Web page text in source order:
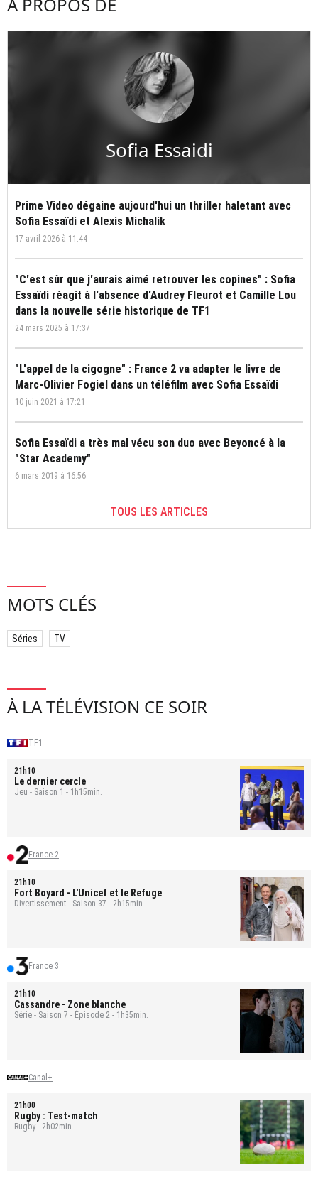
Sofia Essaidi
Prime Video dégaine aujourd'hui un thriller haletant avec
Sofia Essaïdi et Alexis Michalik
17 avril 2026 à 11:44
"C'est sûr que j'aurais aimé retrouver les copines" : Sofia
Essaïdi réagit à l'absence d'Audrey Fleurot et Camille Lou
dans la nouvelle série historique de TF1
24 mars 2025 à 17:37
"L'appel de la cigogne" : France 2 va adapter le livre de
Marc-Olivier Fogiel dans un téléfilm avec Sofia Essaïdi
10 juin 2021 à 17:21
Sofia Essaïdi a très mal vécu son duo avec Beyoncé à la
"Star Academy"
6 mars 2019 à 16:56
TOUS LES ARTICLES
MOTS CLÉS
Séries TV
À LA TÉLÉVISION CE SOIR
TF1
21h10
Le dernier cercle
Jeu - Saison 1 - 1h15min.
France 2
21h10
Fort Boyard - L'Unicef et le Refuge
Divertissement - Saison 37 - 2h15min.
France 3
21h10
Cassandre - Zone blanche
Série - Saison 7 - Épisode 2 - 1h35min.
Canal+
21h00
Rugby : Test-match
Rugby - 2h02min.